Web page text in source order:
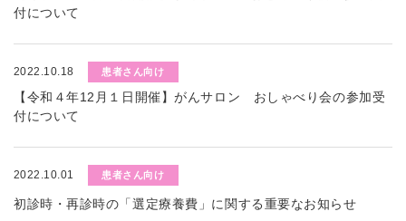
付について
2022.10.18 患者さん向け
【令和４年12月１日開催】がんサロン おしゃべり会の参加受
付について
2022.10.01 患者さん向け
初診時・再診時の「選定療養費」に関する重要なお知らせ